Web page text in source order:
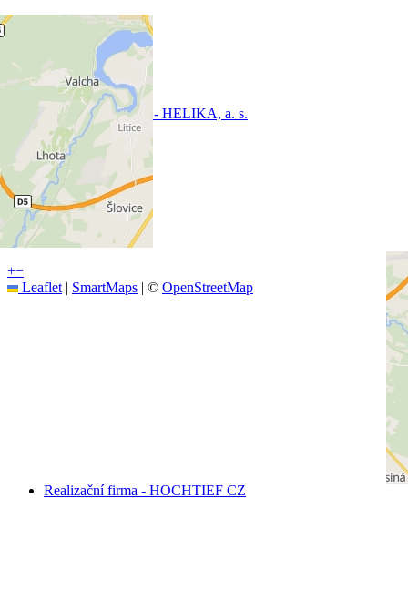
+−
Leaflet | SmartMaps | © OpenStreetMap
Projekční kancelář - HELIKA, a. s.
Realizační firma - HOCHTIEF CZ